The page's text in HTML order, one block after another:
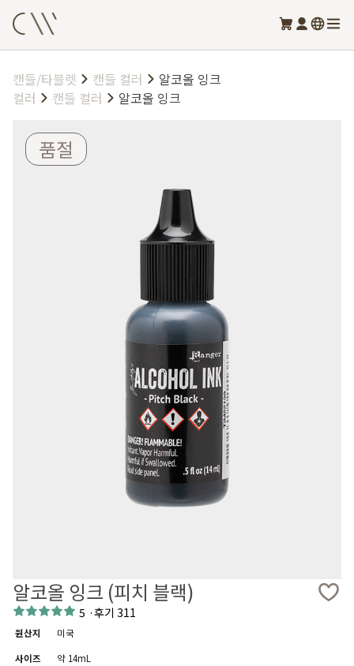
캔들/타블렛 캔들 컬러
알코올 잉크
컬러
캔들 컬러 알코올 잉크
품절
알코올 잉크 (피치 블랙)
5 ·후기 311
원산지
미국
사이즈
약 14mL